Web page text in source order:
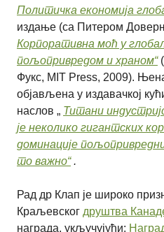
Политичка економија
издање (са Питером
Корпоративна моћ у
пољопривредом и храном“
Фукс, MIT Press, 2009).
објављена у издавачкој
наслов „ Титани
је неколико гигантских
доминације
то важно“.
Рад др Клап је широко
Краљевског друштва
награда, укључујући: